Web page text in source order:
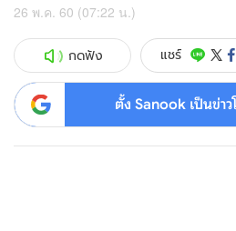
26 พ.ค. 60 (07:22 น.)
กดฟัง แชร์
ตั้ง Sanook เป็นข่า